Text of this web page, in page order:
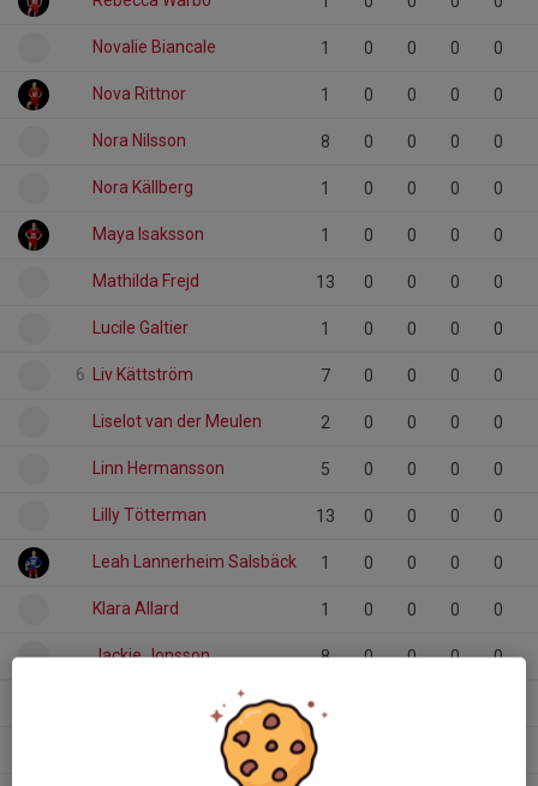
Novalie Biancale 1 0 0 0 0
Nova Rittnor 1 0 0 0 0
Nora Nilsson 8 0 0 0 0
Nora Källberg 1 0 0 0 0
Maya Isaksson 1 0 0 0 0
Mathilda Frejd 13 0 0 0 0
Lucile Galtier 1 0 0 0 0
6 Liv Kättström 7 0 0 0 0
Liselot van der Meulen 2 0 0 0 0
Linn Hermansson 5 0 0 0 0
Lilly Tötterman 13 0 0 0 0
Leah Lannerheim Salsbäck 1 0 0 0 0
Klara Allard 1 0 0 0 0
Jackie Jonsson 8 0 0 0 0